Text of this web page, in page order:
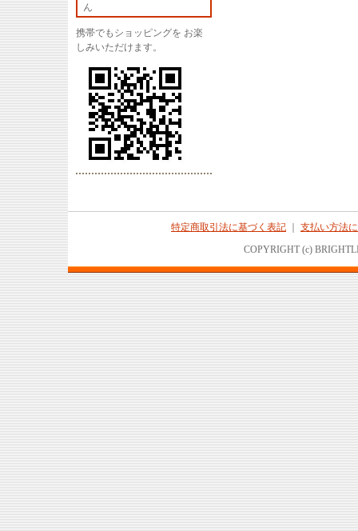
ん
携帯でもショッピングを お楽
しみいただけます。
特定商取引法に基づく表記
支払い方法
COPYRIGHT (c)